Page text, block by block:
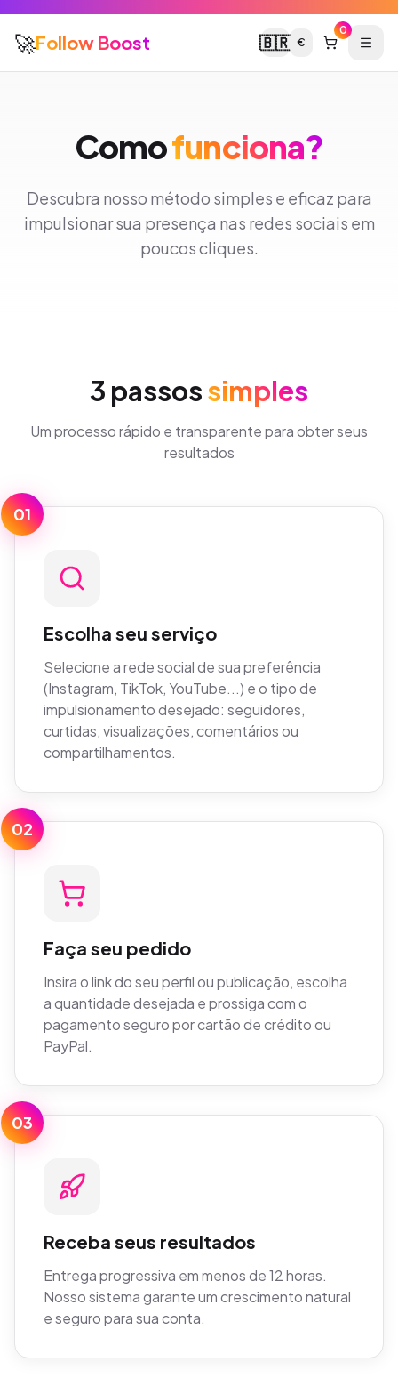
🚀Follow Boost 🇧🇷 €
0
Comofunciona?
Descubra nosso método simples e eficaz para
impulsionar sua presença nas redes sociais em
poucos cliques.
3 passossimples
Um processo rápido e transparente para obter seus
resultados
01
Escolha seu serviço
Selecione a rede social de sua preferência
(Instagram, TikTok, YouTube...) e o tipo de
impulsionamento desejado: seguidores,
curtidas, visualizações, comentários ou
compartilhamentos.
02
Faça seu pedido
Insira o link do seu perfil ou publicação, escolha
a quantidade desejada e prossiga com o
pagamento seguro por cartão de crédito ou
PayPal.
03
Receba seus resultados
Entrega progressiva em menos de 12 horas.
Nosso sistema garante um crescimento natural
e seguro para sua conta.